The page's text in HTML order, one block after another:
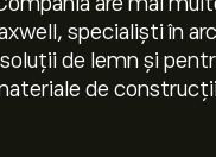
specialiști în
de lemn și
de